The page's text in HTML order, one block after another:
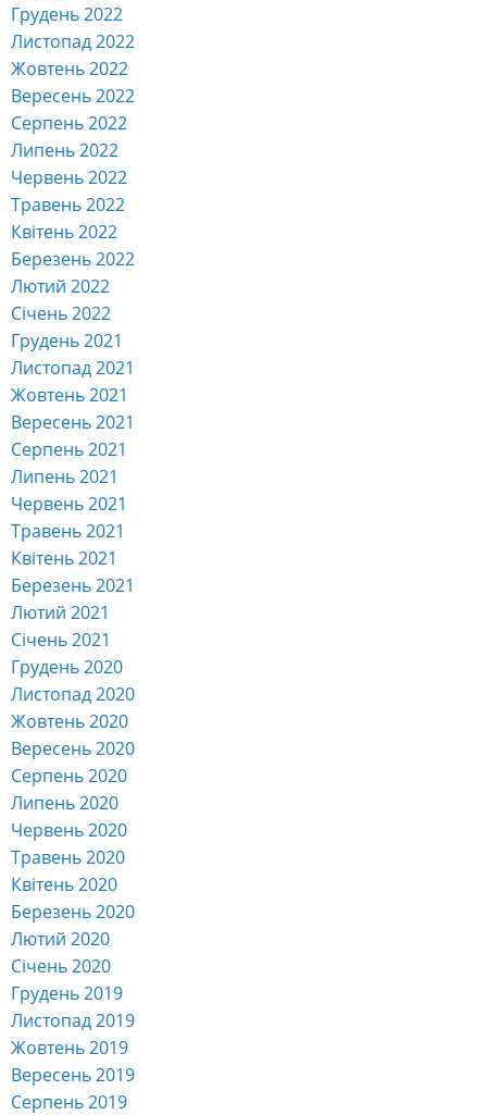
Грудень 2022
Листопад 2022
Жовтень 2022
Вересень 2022
Серпень 2022
Липень 2022
Червень 2022
Травень 2022
Квітень 2022
Березень 2022
Лютий 2022
Січень 2022
Грудень 2021
Листопад 2021
Жовтень 2021
Вересень 2021
Серпень 2021
Липень 2021
Червень 2021
Травень 2021
Квітень 2021
Березень 2021
Лютий 2021
Січень 2021
Грудень 2020
Листопад 2020
Жовтень 2020
Вересень 2020
Серпень 2020
Липень 2020
Червень 2020
Травень 2020
Квітень 2020
Березень 2020
Лютий 2020
Січень 2020
Грудень 2019
Листопад 2019
Жовтень 2019
Вересень 2019
Серпень 2019